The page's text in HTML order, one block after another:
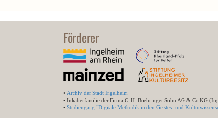
Förderer
• Archiv der Stadt Ingelheim
• Inhaberfamilie der Firma C. H. Boehringer Sohn AG & Co.KG
• Studiengang "Digitale Methodik in den Geistes- und